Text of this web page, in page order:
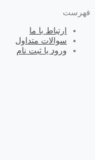
فهرست
ارتباط با ما
سوالات متداول
ورود یا ثبت نام